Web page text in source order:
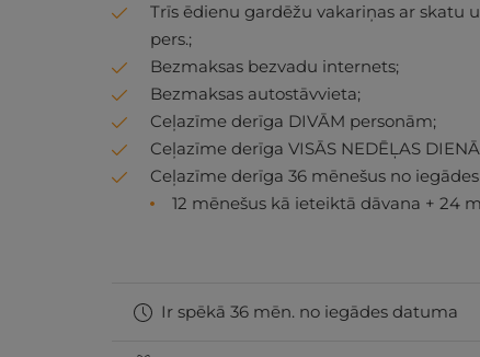
Trīs ēdienu gardēžu vakariņas ar skatu
pers.;
Bezmaksas bezvadu internets;
Bezmaksas autostāvvieta;
Ceļazīme derīga DIVĀM personām;
Ceļazīme derīga VISĀS NEDĒĻAS
Ceļazīme derīga 36 mēnešus no
12 mēnešus kā ieteiktā dāvana + 24
Ir spēkā 36 mēn. no iegādes datuma